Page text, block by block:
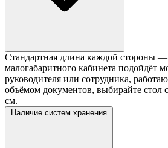
Стандартная длина каждой стороны
малогабаритного кабинета подойдёт
руководителя или сотрудника,
объёмом документов, выбирайте стол
см.
Наличие систем хранения